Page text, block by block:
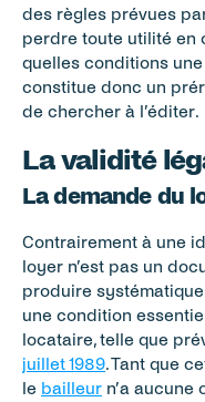
des règles prévues
perdre toute utilité en
quelles conditions
constitue donc un
de chercher à l’éditer.
La validité
La demande du
Contrairement à une
loyer n’est pas un
produire
une condition
locataire, telle que
juillet 1989. Tant que
le bailleur n’a aucune